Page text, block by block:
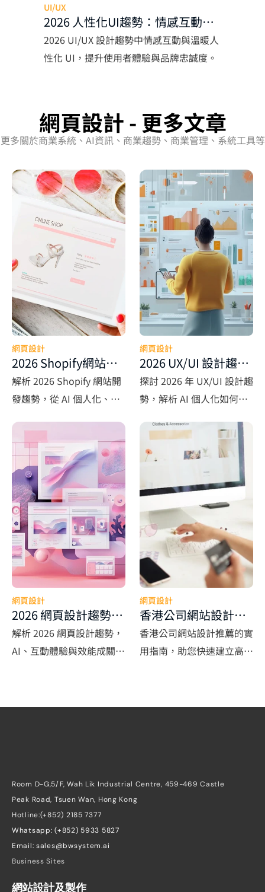
UI/UX
2026 人性化UI趨勢：情感互動設
計助企業提升使用者體驗
2026 UI/UX 設計趨勢中情感互動與溫暖人
性化 UI，提升使用者體驗與品牌忠誠度。
網頁設計 - 更多文章
更多關於商業系統、AI資訊、商業趨勢、商業管理、系統工具等
網頁設計
2026 Shopify網站開
發趨勢：AI 個人化與
高轉化網頁設計新方
解析 2026 Shopify 網站開
發趨勢，從 AI 個人化、
助香港企業打造高轉化電商
網站。
網頁設計
2026 UX/UI 設計趨勢
實務指南：香港網頁
設計進入 AI 個人化年
探討 2026 年 UX/UI 設計趨
勢，解析 AI 個人化如何重
體驗，提升轉化與營運效
率。
網頁設計
2026 網頁設計趨勢：
AI、互動體驗與效能
成為新標準
解析 2026 網頁設計趨勢，
AI、互動體驗與效能成關
網頁設計
香港公司網站設計推
薦2026：中小企如何
選擇專業網頁設計公
香港公司網站設計推薦的實
用指南，助您快速建立高效
Room D-G,5/F, Wah Lik Industrial Centre, 459-469 Castle
Peak Road, Tsuen Wan, Hong Kong
Hotline:(+852) 2185 7377
Whatsapp: (+852) 5933 5827
Email: sales@bwsystem.ai
Business Sites
網站設計及製作